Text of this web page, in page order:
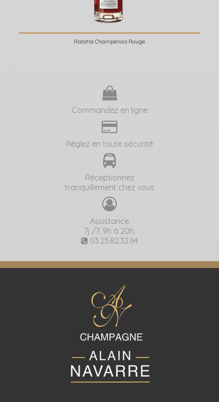
Ratafia Champenois Rouge
Commandez en ligne
Réglez en toute sécurité
Réceptionnez
tranquillement chez vous
Assistance
7j /7, 9h à 20h.
03.23.82.32.64